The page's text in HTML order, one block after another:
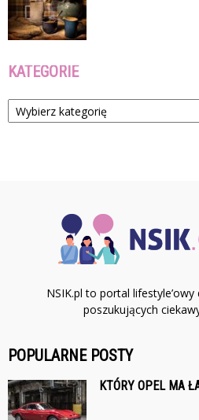
KATEGORIE
Kategorie
NSIK.pl to portal
poszukujących
POPULARNE POSTY
KTÓRY OPEL MA